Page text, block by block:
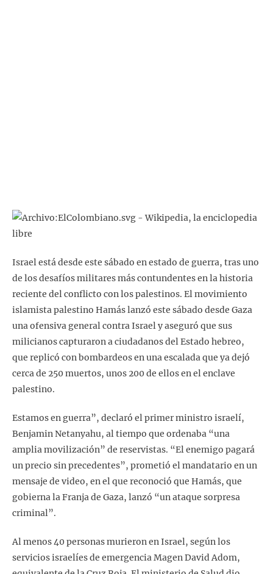
Israel está desde este sábado en estado de guerra, tras uno
de los desafíos militares más contundentes en la historia
reciente del conflicto con los palestinos. El movimiento
islamista palestino Hamás lanzó este sábado desde Gaza
una ofensiva general contra Israel y aseguró que sus
milicianos capturaron a ciudadanos del Estado hebreo,
que replicó con bombardeos en una escalada que ya dejó
cerca de 250 muertos, unos 200 de ellos en el enclave
palestino.
Estamos en guerra”, declaró el primer ministro israelí,
Benjamin Netanyahu, al tiempo que ordenaba “una
amplia movilización” de reservistas. “El enemigo pagará
un precio sin precedentes”, prometió el mandatario en un
mensaje de video, en el que reconoció que Hamás, que
gobierna la Franja de Gaza, lanzó “un ataque sorpresa
criminal”.
Al menos 40 personas murieron en Israel, según los
servicios israelíes de emergencia Magen David Adom,